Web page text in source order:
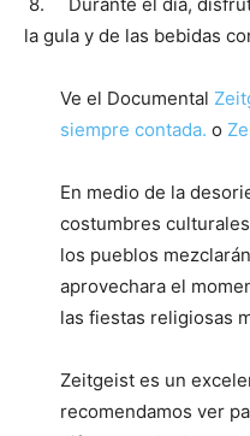
la gula y de las bebidas
Ve el Documental
siempre contada. o
En medio de la
costumbres
los pueblos
aprovechara el
las fiestas religiosas
Zeitgeist es un
recomendamos ver